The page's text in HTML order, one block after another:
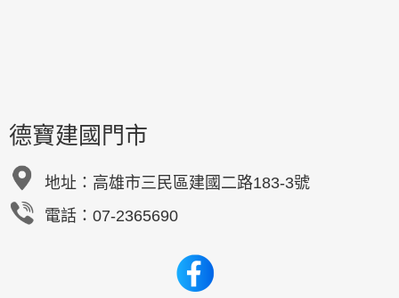
德寶建國門市
地址： 高雄市三民區建國二路183-3號
電話：07-2365690